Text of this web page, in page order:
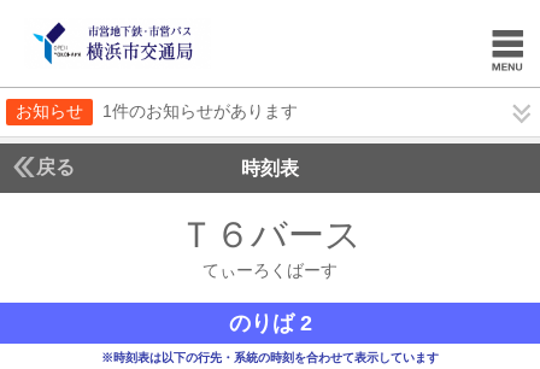
お知らせ 1件のお知らせがあります
戻る 時刻表
Ｔ６バース
てぃーろくばーす
のりば 2
※時刻表は以下の行先・系統の時刻を合わせて表示しています